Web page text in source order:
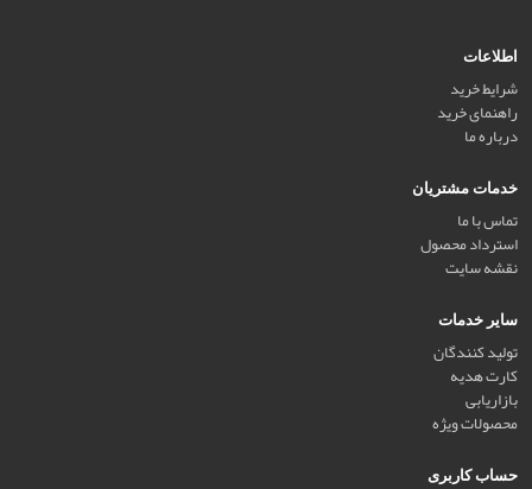
اطلاعات
شرایط خرید
راهنمای خرید
درباره ما
خدمات مشتریان
تماس با ما
استرداد محصول
نقشه سایت
سایر خدمات
تولید کنندگان
کارت هدیه
بازاریابی
محصولات ویژه
حساب کاربری